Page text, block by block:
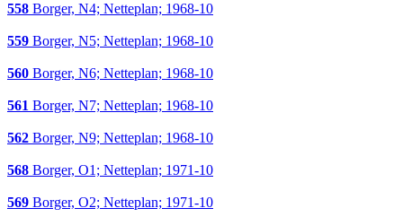
558 Borger, N4; Netteplan; 1968-10
559 Borger, N5; Netteplan; 1968-10
560 Borger, N6; Netteplan; 1968-10
561 Borger, N7; Netteplan; 1968-10
562 Borger, N9; Netteplan; 1968-10
568 Borger, O1; Netteplan; 1971-10
569 Borger, O2; Netteplan; 1971-10